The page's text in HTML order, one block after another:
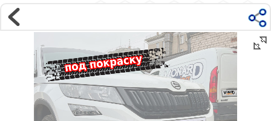
Магазин
Интернет-магазин �...
Наверх ▲
Наши контакты:
г. Москва, м.ВДНХ
ул Ярославская д9 к2с5